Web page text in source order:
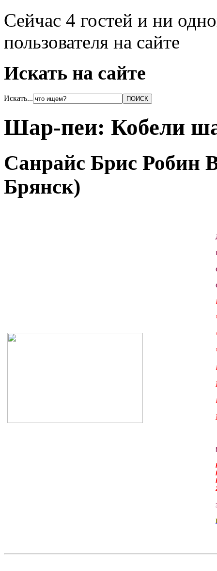
Сейчас 4 гостей и ни
пользователя на сайте
Искать на сайте
Искать...
Шар-пеи: Кобели
Санрайс Брис Робин
Брянск)